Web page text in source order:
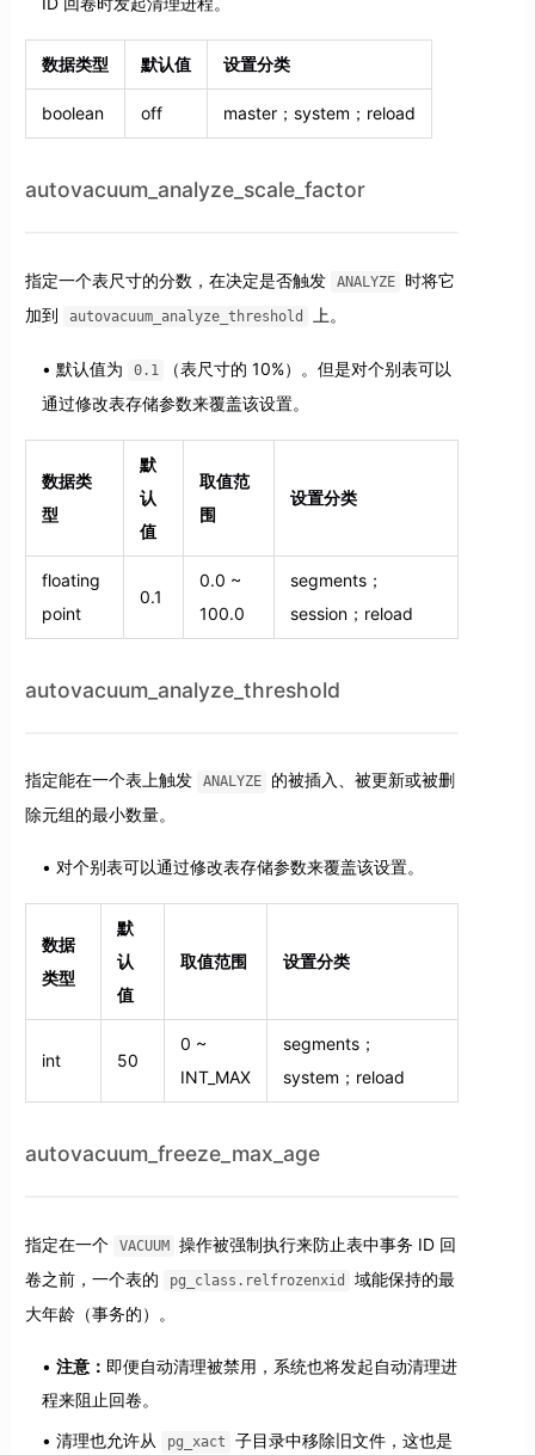
数据类型 默认值 设置分类
boolean off master；system；reload
autovacuum_analyze_scale_factor
指定一个表尺寸的分数，在决定是否触发 ANALYZE
时将它
加到
autovacuum_analyze_threshold 上。
默认值为 0.1
（表尺寸的 10%）。但是对个别表可以
通过修改表存储参数来覆盖该设置。
数据类
型
默
认
值
取值范
围
设置分类
floating
point
0.1
0.0 ~
100.0
segments；
session；reload
autovacuum_analyze_threshold
指定能在一个表上触发 ANALYZE
的被插入、被更新或被删
除元组的最小数量。
对个别表可以通过修改表存储参数来覆盖该设置。
数据
类型
默
认
值
取值范围 设置分类
int 50
0 ~
INT_MAX
segments；
system；reload
autovacuum_freeze_max_age
指定在一个 VACUUM
操作被强制执行来防止表中事务 ID 回
卷之前，一个表的
pg_class.relfrozenxid
域能保持的最
大年龄（事务的）。
注意： 即便自动清理被禁用，系统也将发起自动清理进
程来阻止回卷。
清理也允许从 pg_xact
子目录中移除旧文件，这也是